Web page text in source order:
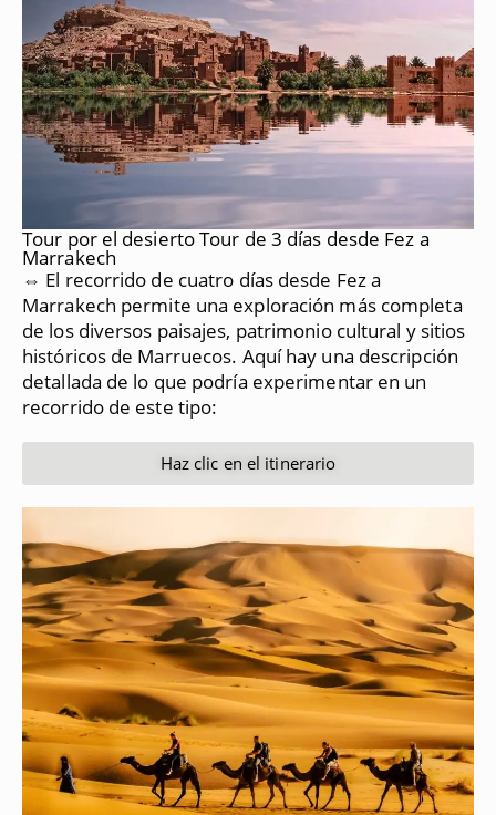
Tour por el desierto Tour de 3 días desde Fez a
Marrakech
⇔ El recorrido de cuatro días desde Fez a
Marrakech permite una exploración más completa
de los diversos paisajes, patrimonio cultural y sitios
históricos de Marruecos. Aquí hay una descripción
detallada de lo que podría experimentar en un
recorrido de este tipo:
Haz clic en el itinerario